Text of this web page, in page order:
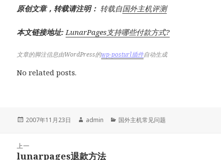
原创文章，转载请注明： 转载自国外主机评测
本文链接地址: LunarPages支持哪些付款方式?
文章的脚注信息由WordPress的wp-posturl插件自动生成
No related posts.
发
2007年11月23日
作
admin
分
国外主机常见问题
上一
上
lunarpages退款方法